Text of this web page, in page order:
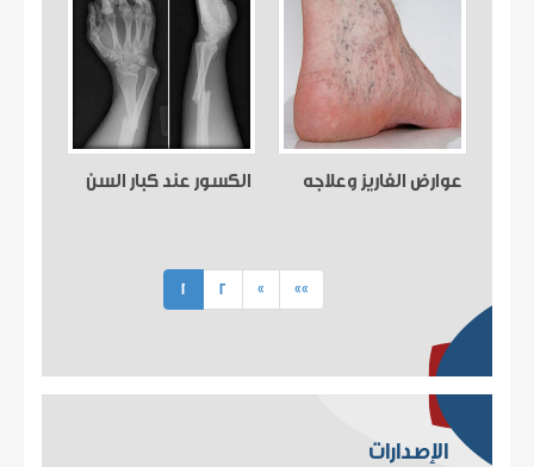
عوارض الفاريز وعلاجه الكسور عند كبار السن
1 2 » »»
الإصدارات